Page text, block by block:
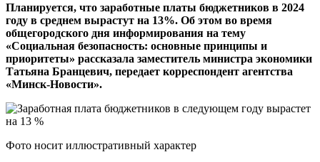
Планируется, что заработные платы бюджетников в 2024
году в среднем вырастут на 13%. Об этом во время
общегородского дня информирования на тему
«Социальная безопасность: основные принципы и
приоритеты» рассказала заместитель министра экономики
Татьяна Бранцевич, передает корреспондент агентства
«Минск-Новости».
Фото носит иллюстративный характер